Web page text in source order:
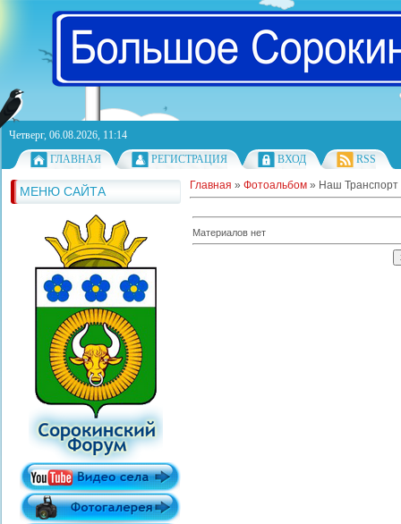
Четверг, 06.08.2026, 11:14
ГЛАВНАЯ
РЕГИСТРАЦИЯ ВХОД RSS
МЕНЮ САЙТА Главная » Фотоальбом » Наш Транспорт
Материалов нет